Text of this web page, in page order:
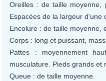
Oreilles : de taille moyenne,
Espacées de la largeur d'une
Encolure : de taille moyenne,
Corps : long et puissant,
Pattes : moyennement
musculature. Pieds grands et
Queue : de taille moyenne.